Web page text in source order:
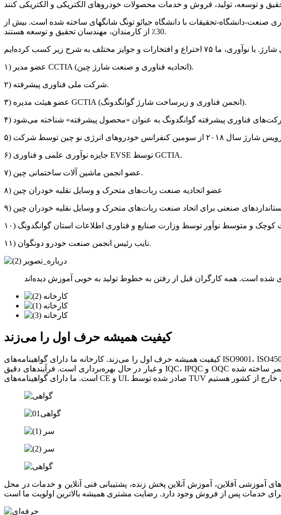
دانشگاه-تحقیقات با دانشگاه جیائو تونگ شانگهای ساخته شده است. بیش از
30٪ از کارمندان، مهندسان تحقیق و توسعه هستند.
۱) عضو مدیر CCTIA (اتحادیه فناوری و صنعت شارژ چین).
۲) شرکت ملی فناوری پیشرفته.
۳) عضو هیئت مدیره GCTIA (انجمن فناوری و زیرساخت شارژ گوانگدونگ).
۶) جایزه نوآوری علمی و فناوری EVSE توسط GCTIA.
۷) عضو انجمن ماشین آلات ساختمانی چین.
۸) عضو اتحادیه صنعت ربات‌های متحرک و وسایل نقلیه خودران چین
۱۱) نایب رئیس انجمن صنعت خودرو دونگوان.
کیفیت همیشه حرف اول را می‌زند
کیفیت همیشه حرف اول را می‌زند. کارخانه ما دارای گواهینامه‌های ISO9001، ISO45001، ISO14001 است و توسط شرکت‌های مشهور جهانی از جمله BYD، HELI و غیره ممیزی شده است. کارگاه بدون گرد
و غبار در حال بهره‌برداری است. فرآیندهای دقیق IQC، IPQC و OQC اجرا می‌شوند. یک آزمایشگاه کیفیت مجهز نیز برای انجام آزمایش‌های انطباق، آزمایش‌های عملکرد و آزمایش‌های طول عمر ساخته شده
آفلاین، آموزش آنلاین پخش زنده، پشتیبانی فنی آنلاین و خدمات در محل